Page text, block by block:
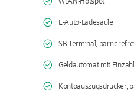
E-Auto-Ladesäule
SB-Terminal, barrierefrei
Geldautomat mit
Kontoauszugsdrucker,